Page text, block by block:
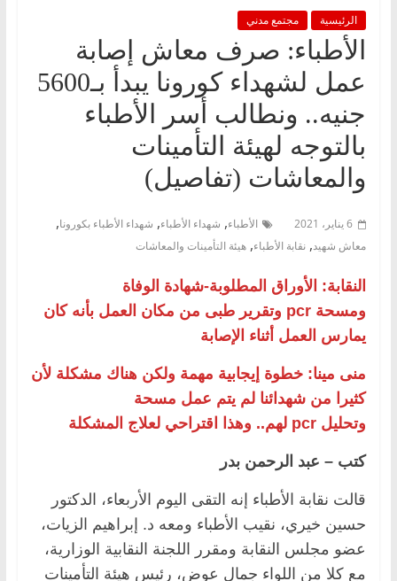
الرئيسية مجتمع مدني
الأطباء: صرف معاش إصابة
عمل لشهداء كورونا يبدأ بـ5600
جنيه.. ونطالب أسر الأطباء
بالتوجه لهيئة التأمينات
والمعاشات (تفاصيل)
6 يناير، 2021 الأطباء, شهداء الأطباء, شهداء الأطباء بكورونا,
معاش شهيد, نقابة الأطباء, هيئة التأمينات والمعاشات
النقابة: الأوراق المطلوبة-شهادة الوفاة
ومسحة pcr وتقرير طبى من مكان العمل بأنه كان
يمارس العمل أثناء الإصابة
منى مينا: خطوة إيجابية مهمة ولكن هناك مشكلة لأن
كثيرا من شهدائنا لم يتم عمل مسحة
وتحليل pcr لهم.. وهذا اقتراحي لعلاج المشكلة
كتب – عبد الرحمن بدر
قالت نقابة الأطباء إنه التقى اليوم الأربعاء، الدكتور
حسين خيري، نقيب الأطباء ومعه د. إبراهيم الزيات،
عضو مجلس النقابة ومقرر اللجنة النقابية الوزارية،
مع كلا من اللواء جمال عوض، رئيس هيئة التأمينات